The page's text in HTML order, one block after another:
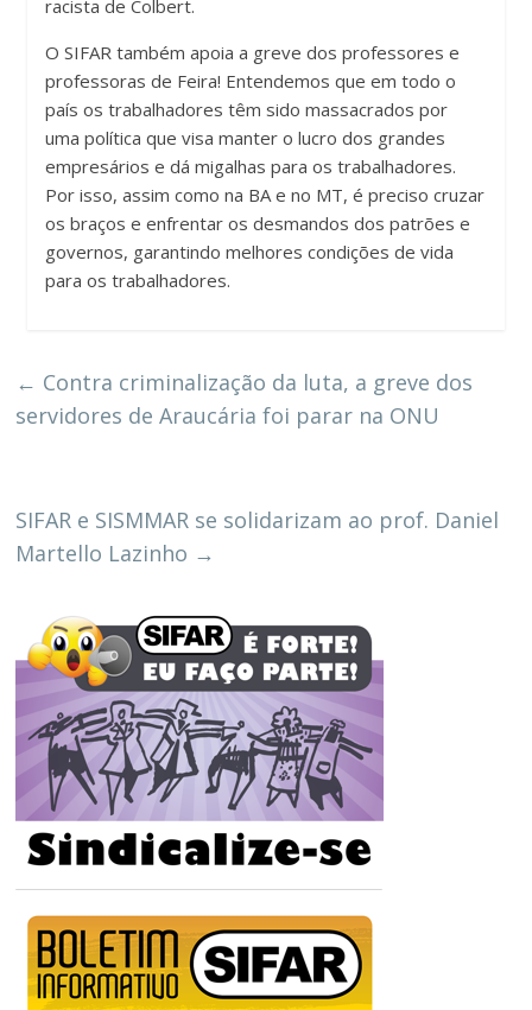
racista de Colbert.
O SIFAR também apoia a greve dos professores e
professoras de Feira! Entendemos que em todo o
país os trabalhadores têm sido massacrados por
uma política que visa manter o lucro dos grandes
empresários e dá migalhas para os trabalhadores.
Por isso, assim como na BA e no MT, é preciso cruzar
os braços e enfrentar os desmandos dos patrões e
governos, garantindo melhores condições de vida
para os trabalhadores.
← Contra criminalização da luta, a greve dos
servidores de Araucária foi parar na ONU
SIFAR e SISMMAR se solidarizam ao prof. Daniel
Martello Lazinho →